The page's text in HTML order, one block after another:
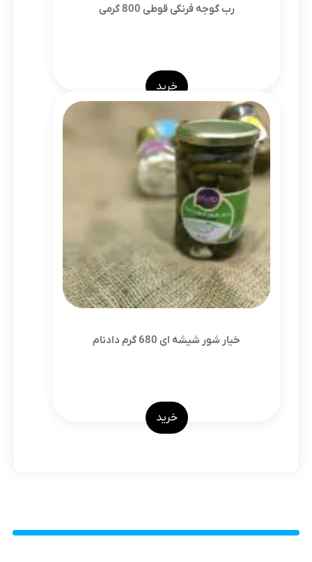
رب گوجه فرنگی قوطی 800 گرمی
خرید
خیار شور شیشه ای 680 گرم دادنام
خرید